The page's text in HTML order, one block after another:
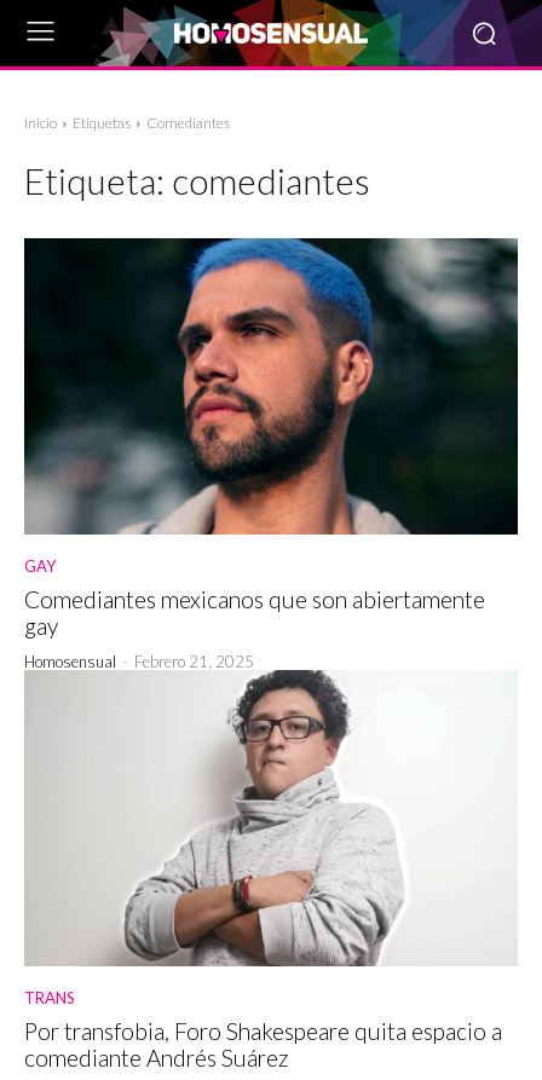
Inicio Etiquetas Comediantes
Etiqueta: comediantes
GAY
Comediantes mexicanos que son abiertamente
gay
Homosensual - Febrero 21, 2025
TRANS
Por transfobia, Foro Shakespeare quita espacio a
comediante Andrés Suárez